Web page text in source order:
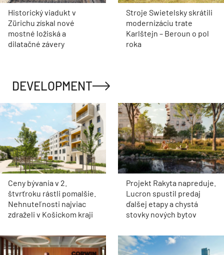
Historický viadukt v
Zürichu získal nové
mostné ložiská a
dilatačné závery
Stroje Swietelsky skrátili
modernizáciu trate
Karlštejn – Beroun o pol
roka
DEVELOPMENT
Ceny bývania v 2.
štvrťroku rástli pomalšie.
Nehnuteľnosti najviac
zdraželi v Košickom kraji
Projekt Rakyta napreduje.
Lucron spustil predaj
ďalšej etapy a chystá
stovky nových bytov